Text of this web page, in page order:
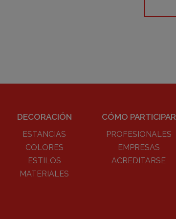
DECORACIÓN
ESTANCIAS
COLORES
ESTILOS
MATERIALES
CÓMO PARTICIPAR
PROFESIONALES
EMPRESAS
ACREDITARSE